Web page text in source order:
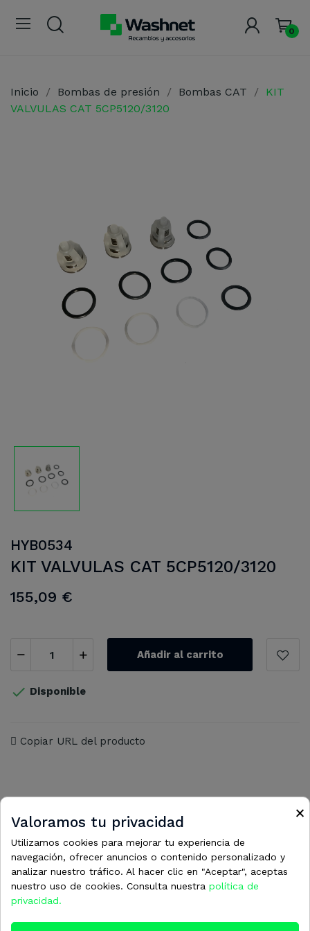
0
Inicio Bombas de presión Bombas CAT
KIT
VALVULAS CAT 5CP5120/3120
HYB0534
KIT VALVULAS CAT 5CP5120/3120
155,09 €
Añadir al carrito
 Disponible
Copiar URL del producto
16 otros productos en la misma
categoría:
×
Valoramos tu privacidad
Utilizamos cookies para mejorar tu experiencia de
navegación, ofrecer anuncios o contenido personalizado y
analizar nuestro tráfico. Al hacer clic en "Aceptar", aceptas
nuestro uso de cookies. Consulta nuestra política de
privacidad.